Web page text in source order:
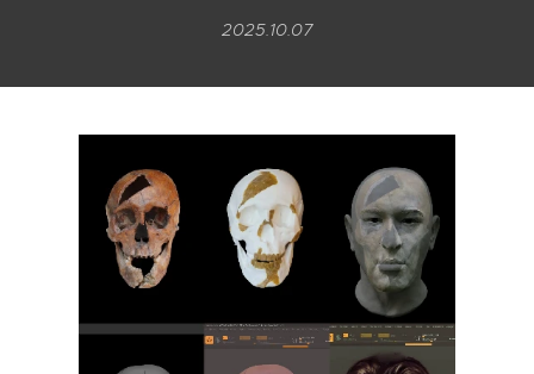
2025.10.07